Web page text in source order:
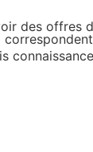
des offres